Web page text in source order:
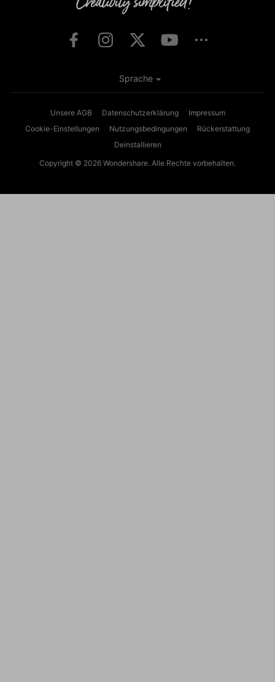
Unsere AGB Datenschutzerklärung
Impressum
Cookie-Einstellungen
Nutzungsbedingungen
Rückerstattung
Deinstallieren
Copyright © 2026 Wondershare. Alle Rechte vorbehalten.
Sprache